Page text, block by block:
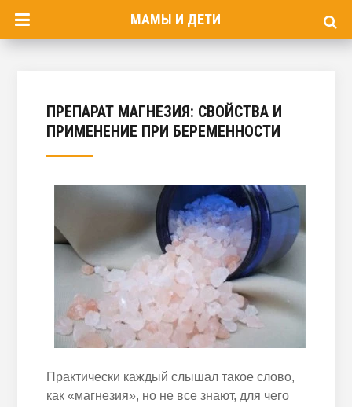
МАМЫ И ДЕТИ
ПРЕПАРАТ МАГНЕЗИЯ: СВОЙСТВА И
ПРИМЕНЕНИЕ ПРИ БЕРЕМЕННОСТИ
Практически каждый слышал такое слово,
как «магнезия», но не все знают, для чего